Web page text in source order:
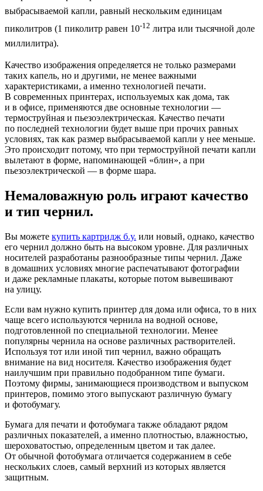
выбрасываемой капли, равный нескольким единицам
пиколитров (1 пиколитр равен 10-12 литра или тысячной доле
миллилитра).
Качество изображения определяется не только размерами
таких капель, но и другими, не менее важными
характеристиками, а именно технологией печати.
В современных принтерах, используемых как дома, так
и в офисе, применяются две основные технологии —
термоструйная и пьезоэлектрическая. Качество печати
по последней технологии будет выше при прочих равных
условиях, так как размер выбрасываемой капли у нее меньше.
Это происходит потому, что при термоструйной печати капли
вылетают в форме, напоминающей «блин», а при
пьезоэлектрической — в форме шара.
Немаловажную роль играют качество
и тип чернил.
Вы можете купить картридж б.у. или новый, однако, качество
его чернил должно быть на высоком уровне. Для различных
носителей разработаны разнообразные типы чернил. Даже
в домашних условиях многие распечатывают фотографии
и даже рекламные плакаты, которые потом вывешивают
на улицу.
Если вам нужно купить принтер для дома или офиса, то в них
чаще всего используются чернила на водной основе,
подготовленной по специальной технологии. Менее
популярны чернила на основе различных растворителей.
Используя тот или иной тип чернил, важно обращать
внимание на вид носителя. Качество изображения будет
наилучшим при правильно подобранном типе бумаги.
Поэтому фирмы, занимающиеся производством и выпуском
принтеров, помимо этого выпускают различную бумагу
и фотобумагу.
Бумага для печати и фотобумага также обладают рядом
различных показателей, а именно плотностью, влажностью,
шероховатостью, определенным цветом и так далее.
От обычной фотобумага отличается содержанием в себе
нескольких слоев, самый верхний из которых является
защитным.